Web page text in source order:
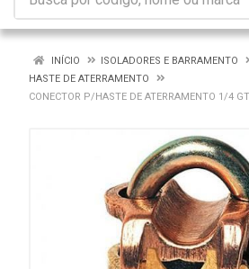
INÍCIO
ISOLADORES E BARRAMENTO
HASTE DE ATERRAMENTO
CONECTOR P/HASTE DE ATERRAMENTO 1/4